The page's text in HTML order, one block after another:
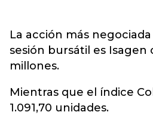
La acción más
sesión bursátil es Isagen
millones.
Mientras que el índice
1.091,70 unidades.